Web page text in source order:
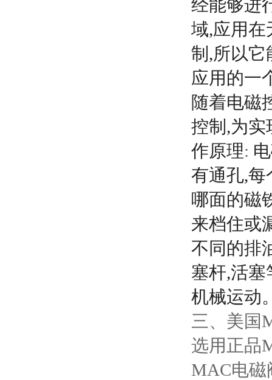
经能够进
域,应用在
制,所以它
应用的一
随着电磁
控制,为实
作原理:
有通孔,每
哪面的磁
来档住或
不同的排
塞杆,活塞
机械运动
三、美国
选用正品
MAC电磁